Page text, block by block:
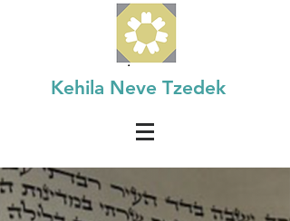
Kehila Neve Tzedek